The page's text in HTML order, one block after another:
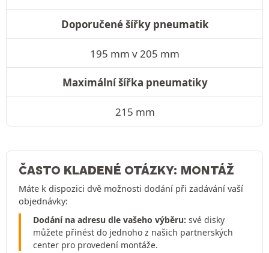
Doporučené šířky pneumatik
195 mm v 205 mm
Maximální šířka pneumatiky
215 mm
ČASTO KLADENÉ OTÁZKY: MONTÁŽ
Máte k dispozici dvě možnosti dodání při zadávání vaší
objednávky:
Dodání na adresu dle vašeho výběru: své disky
můžete přinést do jednoho z našich partnerských
center pro provedení montáže.